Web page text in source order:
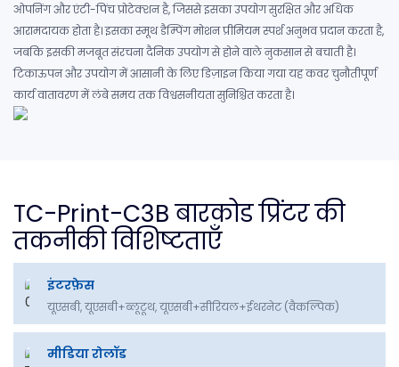
ओपनिंग और एंटी-पिंच प्रोटेक्शन है, जिससे इसका उपयोग सुरक्षित और अधिक
आरामदायक होता है। इसका स्मूथ डैम्पिंग मोशन प्रीमियम स्पर्श अनुभव प्रदान करता है,
जबकि इसकी मजबूत संरचना दैनिक उपयोग से होने वाले नुकसान से बचाती है।
टिकाऊपन और उपयोग में आसानी के लिए डिज़ाइन किया गया यह कवर चुनौतीपूर्ण
कार्य वातावरण में लंबे समय तक विश्वसनीयता सुनिश्चित करता है।
TC-Print-C3B बारकोड प्रिंटर की
तकनीकी विशिष्टताएँ
इंटरफ़ेस
यूएसबी, यूएसबी+ब्लूटूथ, यूएसबी+सीरियल+ईथरनेट (वैकल्पिक)
मीडिया रोलॉड